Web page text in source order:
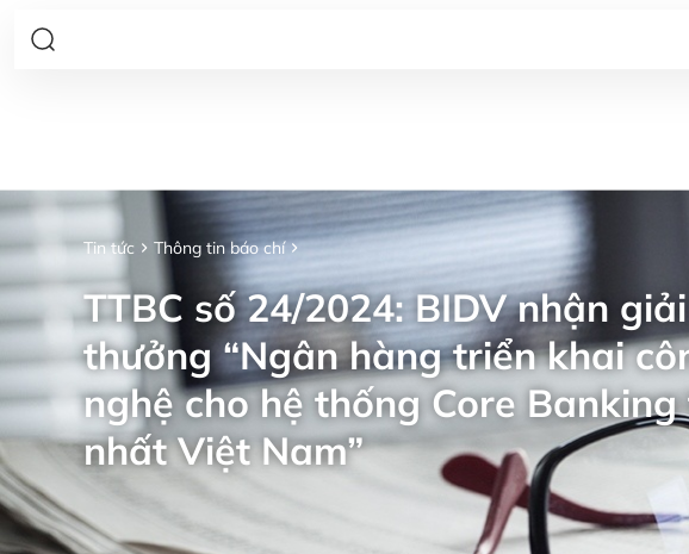
Tin tức Thông tin báo chí
TTBC số 24/2024: BIDV nhận giải
thưởng “Ngân hàng triển khai
nghệ cho hệ thống Core
nhất Việt Nam”